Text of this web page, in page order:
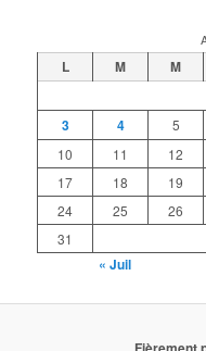
L M M
3
4 5
10
11 12
17
18 19
24
25 26
31
« Juil